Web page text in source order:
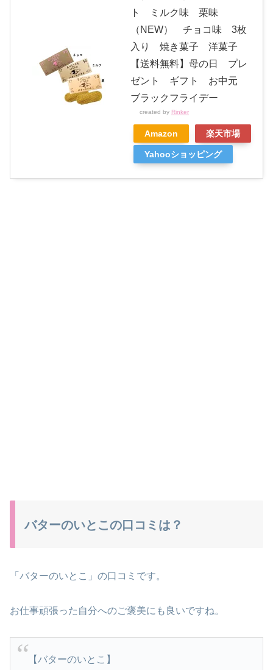
ト ミルク味 栗味
（NEW） チョコ味 3枚
入り 焼き菓子 洋菓子
【送料無料】母の日 プレ
ゼント ギフト お中元
ブラックフライデー
created by Rinker
Amazon 楽天市場
Yahooショッピング
バターのいとこの口コミは？
「バターのいとこ」の口コミです。
お仕事頑張った自分へのご褒美にも良いですね。
【バターのいとこ】